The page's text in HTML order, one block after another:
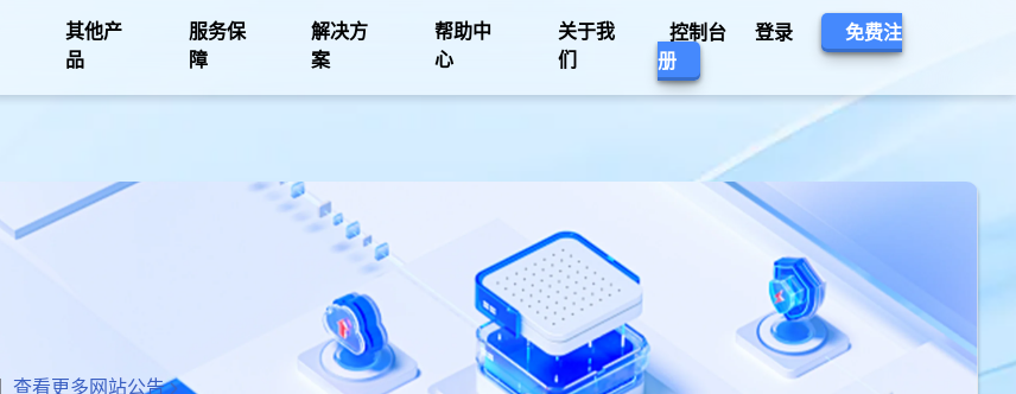
其他产
品
服务保
障
解决方
案
帮助中
心
关于我
们
控制台 登录
免费注
册
查看更多网站公告